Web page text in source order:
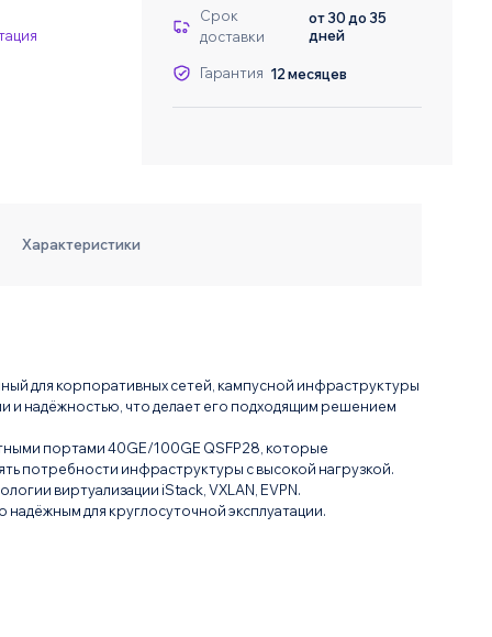
Срок
доставки
от 30 до 35
дней
Гарантия 12 месяцев
Характеристики
для корпоративных сетей, кампусной инфраструктуры
и надёжностью, что делает его подходящим решением
портами 40GE/100GE QSFP28, которые
потребности инфраструктуры с высокой нагрузкой.
виртуализации iStack, VXLAN, EVPN.
для круглосуточной эксплуатации.
Даю согласие на
Даю согласие на